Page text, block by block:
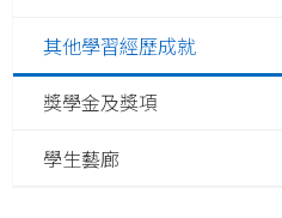
其他學習經歷成就
獎學金及獎項
學生藝廊